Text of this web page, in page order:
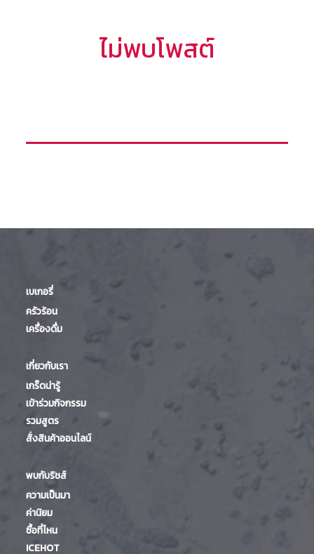
ไม่พบโพสต์
เบเกอรี่
ครัวร้อน
เครื่องดื่ม
เกี่ยวกับเรา
เกร็ดน่ารู้
เข้าร่วมกิจกรรม
รวมสูตร
สั่งสินค้าออนไลน์
พบกับริชส์
ความเป็นมา
ค่านิยม
ซื้อที่ไหน
ICEHOT